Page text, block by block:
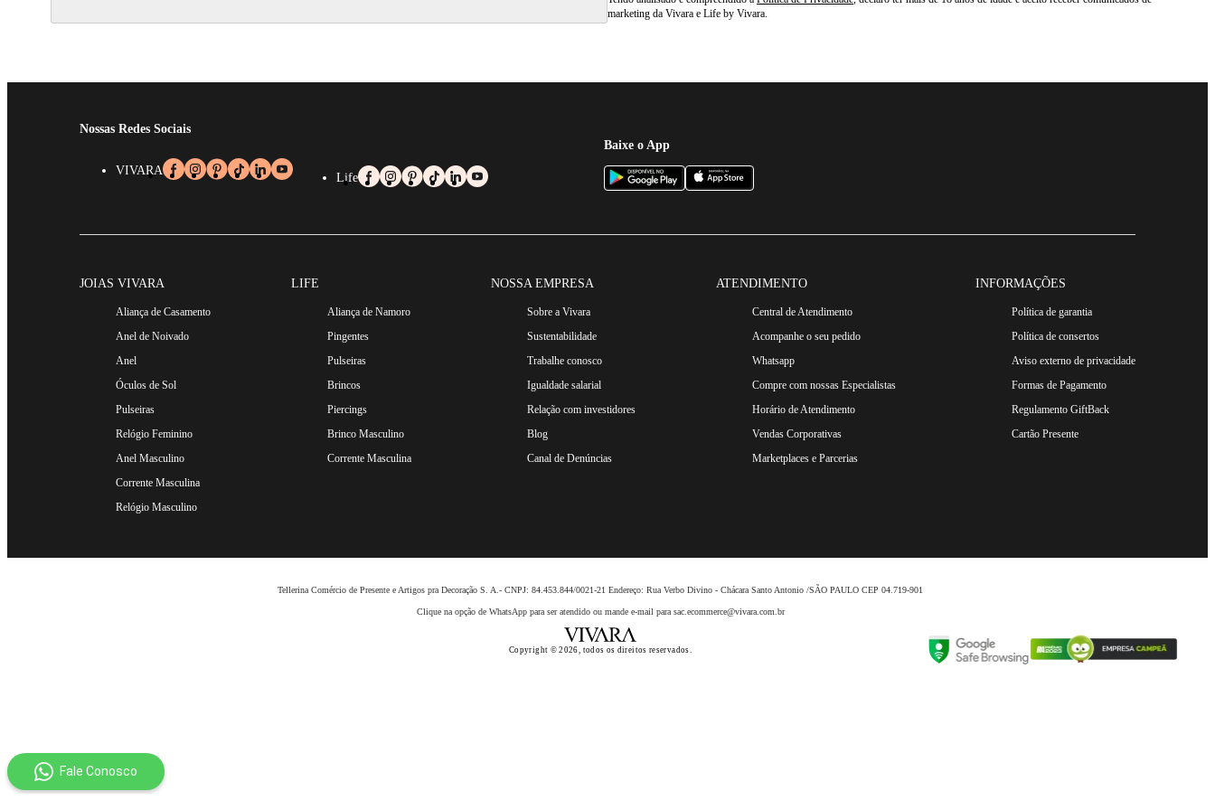
marketing da Vivara e Life by Vivara.
Nossas Redes Sociais
VIVARA
Life
Baixe o App
JOIAS VIVARA
Aliança de Casamento
Anel de Noivado
Anel
Óculos de Sol
Pulseiras
Relógio Feminino
Anel Masculino
Corrente Masculina
Relógio Masculino
LIFE
Aliança de Namoro
Pingentes
Pulseiras
Brincos
Piercings
Brinco Masculino
Corrente Masculina
NOSSA EMPRESA
Sobre a Vivara
Sustentabilidade
Trabalhe conosco
Igualdade salarial
Relação com investidores
Blog
Canal de Denúncias
ATENDIMENTO
Central de Atendimento
Acompanhe o seu pedido
Whatsapp
Compre com nossas Especialistas
Horário de Atendimento
Vendas Corporativas
Marketplaces e Parcerias
INFORMAÇÕES
Política de garantia
Política de consertos
Aviso externo de privacidade
Formas de Pagamento
Regulamento GiftBack
Cartão Presente
Tellerina Comércio de Presente e Artigos pra Decoração S. A.- CNPJ: 84.453.844/0021-21 Endereço: Rua Verbo Divino - Chácara Santo Antonio /SÃO PAULO CEP 04.719-901
Clique na opção de WhatsApp para ser atendido ou mande e-mail para sac.ecommerce@vivara.com.br
Copyright © 2026, todos os direitos reservados.